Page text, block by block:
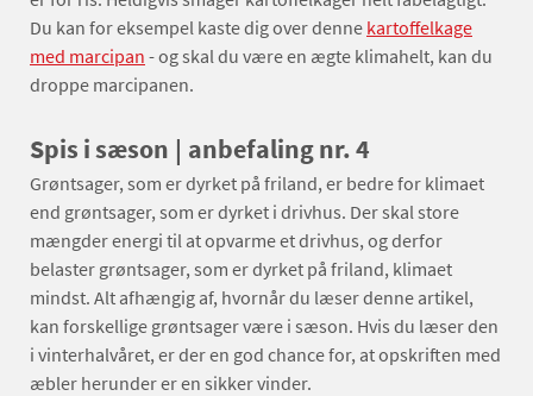
Du kan for eksempel kaste dig over denne kartoffelkage
med marcipan - og skal du være en ægte klimahelt, kan du
droppe marcipanen.
Spis i sæson | anbefaling nr. 4
Grøntsager, som er dyrket på friland, er bedre for klimaet
end grøntsager, som er dyrket i drivhus. Der skal store
mængder energi til at opvarme et drivhus, og derfor
belaster grøntsager, som er dyrket på friland, klimaet
mindst. Alt afhængig af, hvornår du læser denne artikel,
kan forskellige grøntsager være i sæson. Hvis du læser den
i vinterhalvåret, er der en god chance for, at opskriften med
æbler herunder er en sikker vinder.